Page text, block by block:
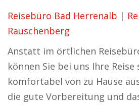
Reisebüro Bad Herrenalb |
Rauschenberg
Anstatt im örtlichen
können Sie bei uns Ihre Reise
komfortabel von zu Hause
die gute Vorbereitung und